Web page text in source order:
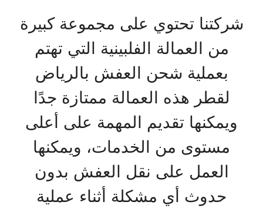
شركتنا تحتوي على مجموعة كبيرة
من العمالة الفلبينية التي تهتم
بعملية شحن العفش بالرياض
لقطر هذه العمالة ممتازة جدًا
ويمكنها تقديم المهمة على أعلى
مستوى من الخدمات، ويمكنها
العمل على نقل العفش بدون
حدوث أي مشكلة أثناء عملية